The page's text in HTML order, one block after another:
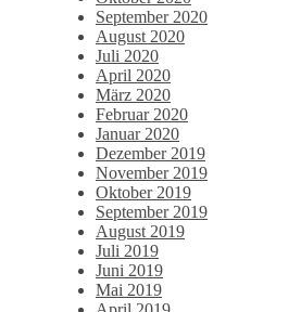
September 2020
August 2020
Juli 2020
April 2020
März 2020
Februar 2020
Januar 2020
Dezember 2019
November 2019
Oktober 2019
September 2019
August 2019
Juli 2019
Juni 2019
Mai 2019